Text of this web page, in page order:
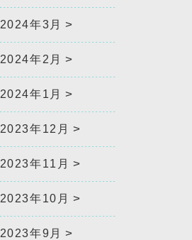
2024年3月
2024年2月
2024年1月
2023年12月
2023年11月
2023年10月
2023年9月